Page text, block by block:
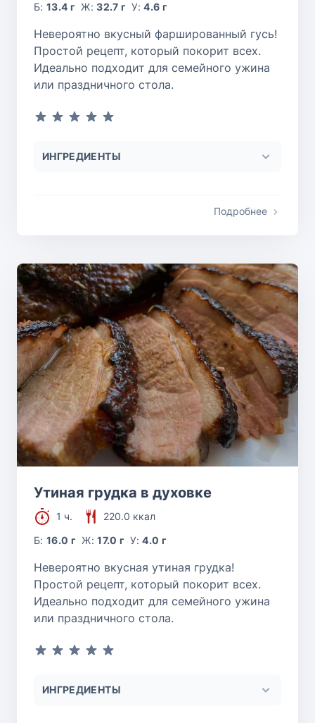
Б:13.4 г Ж:32.7 г У:4.6 г
Невероятно вкусный фаршированный гусь!
Простой рецепт, который покорит всех.
Идеально подходит для семейного ужина
или праздничного стола.
ИНГРЕДИЕНТЫ
Подробнее
Утиная грудка в духовке
1 ч.
220.0 ккал
Б:16.0 г Ж:17.0 г У:4.0 г
Невероятно вкусная утиная грудка!
Простой рецепт, который покорит всех.
Идеально подходит для семейного ужина
или праздничного стола.
ИНГРЕДИЕНТЫ